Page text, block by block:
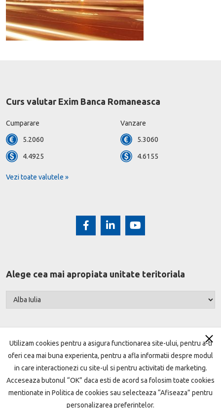
Curs valutar Exim Banca Romaneasca
Cumparare Vanzare
5.2060 5.3060
4.4925 4.6155
Vezi toate valutele »
Alege cea mai apropiata unitate teritoriala
Harta site Termeni si conditii Setari cookie
Protecţia datelor Politica de cookie
Garantarea depozitelor ANPC
Utilizam cookies pentru a asigura functionarea site-ului, pentru a-ti
oferi cea mai buna experienta, pentru a afla informatii despre modul
in care interactionezi cu site-ul si pentru activitati de marketing.
Acceseaza butonul “OK” daca esti de acord sa folosim toate cookies
mentionate in Politica de cookies sau selecteaza “Afiseaza” pentru
personalizarea preferintelor.